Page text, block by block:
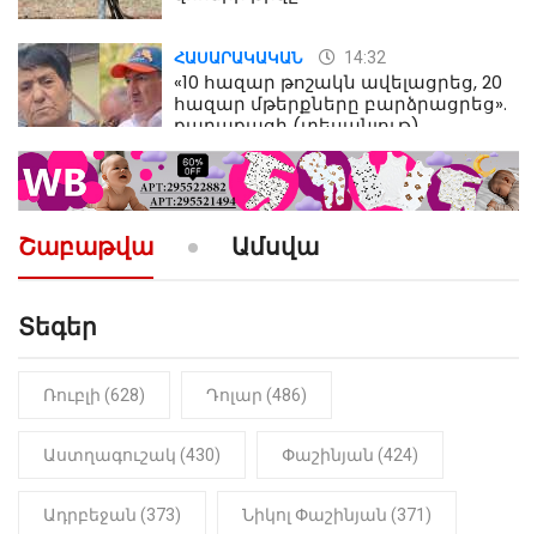
ՀԱՍԱՐԱԿԱԿԱՆ 14:32
«10 հազար թոշակն ավելացրեց, 20
հազար մթերքները բարձրացրեց».
քաղաքացի (տեսանյութ)
ՔԱՂԱՔԱԿԱՆ 10:52
«Լեզվիդ տալու փոխարեն
արտաբերիր այս երկու
նախադասությունը»․ Իշխան
Նիկոլ Փաշինյան
ԻՐԱԴԱՐՁԱՅԻՆ 22:01
մանկապղծության համար
Շաբաթվա Ամսվա
Տեգեր
Ռուբլի (628) Դոլար (486)
Աստղագուշակ (430) Փաշինյան (424)
Ադրբեջան (373) Նիկոլ Փաշինյան (371)